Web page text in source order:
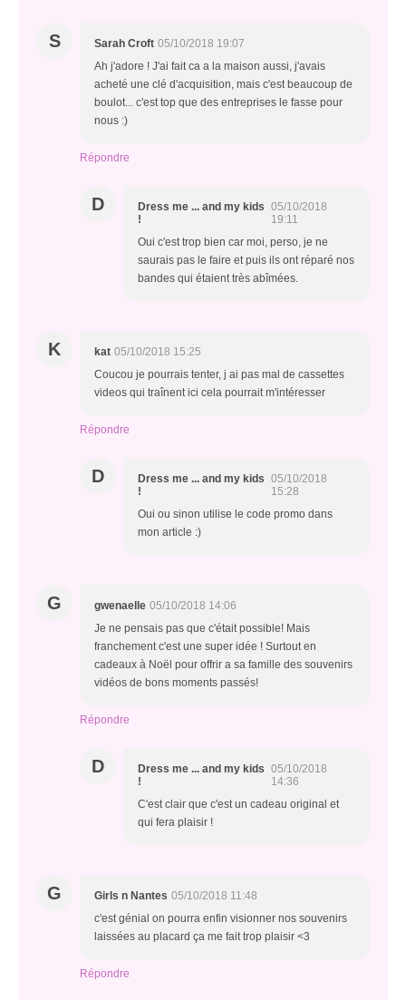
S Sarah Croft 05/10/2018 19:07
Ah j'adore ! J'ai fait ca a la maison aussi, j'avais
acheté une clé d'acquisition, mais c'est beaucoup de
boulot... c'est top que des entreprises le fasse pour
nous :)
Répondre
D
Dress me ... and my kids
!
05/10/2018
19:11
Oui c'est trop bien car moi, perso, je ne
saurais pas le faire et puis ils ont réparé nos
bandes qui étaient très abîmées.
K kat 05/10/2018 15:25
Coucou je pourrais tenter, j ai pas mal de cassettes
videos qui traînent ici cela pourrait m'intéresser
Répondre
D
Dress me ... and my kids
!
05/10/2018
15:28
Oui ou sinon utilise le code promo dans
mon article :)
G gwenaelle 05/10/2018 14:06
Je ne pensais pas que c'était possible! Mais
franchement c'est une super idée ! Surtout en
cadeaux à Noël pour offrir a sa famille des souvenirs
vidéos de bons moments passés!
Répondre
D
Dress me ... and my kids
!
05/10/2018
14:36
C'est clair que c'est un cadeau original et
qui fera plaisir !
G Girls n Nantes 05/10/2018 11:48
c'est génial on pourra enfin visionner nos souvenirs
laissées au placard ça me fait trop plaisir <3
Répondre